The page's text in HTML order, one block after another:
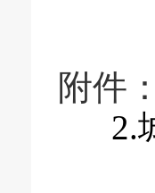
附件：
2.